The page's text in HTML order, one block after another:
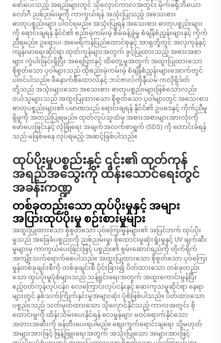
ဖော်ပေးသည့် အရည်များတွင် သိုလှောင်ကာလအတွင်း မိုက်ခရိုဘီယော
လော်ဂီ ညစ်ညမ်းမှုကို ကာကွယ်ရန် အသုံးပြုသည့် အသေးစား
ဓာတုပစ္စည်းများ ပါဝင်ရမည်။ အသုံးပြုရန် အသေးစား ဓာတုပစ္စည်းများ
ကို ရောင်းချရန် နိုင်ငံ၏ စည်းမဲ့ကမ်းမဲ့ စီမံခန့်ခွဲမှု စံချိန်စံညွှန်းများနှင့် ကိုက်
ညီရမည်။ ဥရောပ၊ အမေရိကန်ပြည်ထောင်စုနှင့် အာရှတို့တွင် အလှကုန်နှင့်
ကျန်းမာရေးဆိုင်ရာ ထုတ်ကုန်များအတွက် ခွင့်ပြုထားသည့် အစားအစာ
များ ကွဲပါးခြင်းရှိပြီး အရေပြားနှင့် ထိတွေ့မှုအတွက် အထူးပြုထားသော
စိုစွတ်သော ပုဝါများသည် ထိုစည်းမဲ့ကမ်းမဲ့ စံချိန်စံညွှန်းများအောက်တွင်
ပါဝင်ပါသည်။ ဖီနောက်စီထောလ်နှင့် ဘင်ဇာလ်ကိုနီယမ် ကလိုရိုဒ်တ်
တို့သည် အသုံးများသော အသေးစား ဓာတုပစ္စည်းများဖြစ်သော်လည်း
ဝယ်သူများသည် အထူးပြုထားသော စိုစွတ်သော ပုဝါများတွင် အသေးစား
ဓာတုပစ္စည်းများ၏ ပမာဏသည် ရောင်းချရန် နိုင်ငံ၏ ဥပဒေနှင့် ကိုက်ညီမှု
ရှိမှုကို အတည်ပြုရမည်။ ထုတ်လုပ်သူထံမှ အစားအစာများအားလုံးကို
ဖော်ပေးခြင်းနှင့် လုံခြုံရေး အချက်အလက်စာရွက် (SDS) ကို တောင်းခံရန်
သည် မဖြစ်မနေ လုပ်ရမည့် အဆင့်ဖြစ်ပါသည်။
ထုပ်ပိုးမှုပစ္စည်းနှင့် ၎င်း၏ ထုတ်ကုန်
အရည်အသွေးကို ထိန်းသောင်ရေးတွင်
အခန်းကဏ္ဍ
တစ်ခုတည်းသော ထုပ်ပိုးမှုနှင့် အများ
အပြားထုပ်ပိုးမှု စဉ်းစားမှုများ
အထူးပြုထားသော စိုစွတ်သော ပုဝ်ကြေးမှုန်များ၏ အပြင်ဘက် ထုပ်ပိုး
မှုသည် အခြေခံပစ္စည်းကို ညစ်ညမ်းမှု၊ စိုထောင်းမှုဆုံးရှုံးမှုနှင့် UV ဖျက်ဆီး
မှုများမှ ကာကွယ်ပေးခြင်းဖြင့် ပစ္စည်း၏ စွမ်းဆောင်ရည်ကို တိုက်ရိုက်
အကျိုးသက်ရောက်စေပါသည်။ အထူးပြုထားသော စိုစွတ်သော ပုဝ်ကြေး
မှုန်တစ်ခုချင်းစီကို တစ်ခုချင်းစီ ပိုင်းခြား၍ ပိတ်ထားသော တစ်ခုတည်း
သော ထုပ်ပိုးမှုပုံစံများသည် သန့်ရှင်းရေးအတွက် အထူးကောင်းမွန်ပြီး
ဧည့်ဝတ်ကုန်လုပ်ငန်း၊ လေကြောင်းလုပ်ငန်းနှင့် ဆေးကုသမှုဆိုင်ရာ နေရာ
များတွင် နှစ်သက်ကြိုက်နှင်းမှုအများဆုံး ပုံစံဖြစ်ပါသည်။ ပိတ်ထားသော
ပစ္စည်းသည် သတ်မှတ်ထားသော သိုလှောင်နိုင်သည့် ကာလအတွင်း စို
ထောင်းမှုကို ထိန်းသိမ်းပေးနိုင်ရန် လေမှုန်များ မဝင်ရောက်နိုင်သော
အတားအဆီးကို ဖန်တီးပေးရပါမည်။ စျေးကွက်ရောင်းချရေး သို့မဟုတ်
အများအားဖြင့် ဖြန့်ဖြူးရေးအတွက် အသုံးပြုသော အများအားဖြင့်